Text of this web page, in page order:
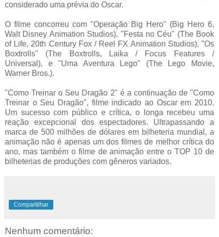
considerado uma prévia do Oscar.
O filme concorreu com "Operação Big Hero" (Big Hero 6,
Walt Disney Animation Studios), "Festa no Céu" (The Book
of Life, 20th Century Fox / Reel FX Animation Studios), "Os
Boxtrolls" (The Boxtrolls, Laika / Focus Features /
Universal), e "Uma Aventura Lego" (The Lego Movie,
Warner Bros.).
"Como Treinar o Seu Dragão 2" é a continuação de "Como
Treinar o Seu Dragão", filme indicado ao Oscar em 2010.
Um sucesso com público e crítica, o longa recebeu uma
reação excepcional dos espectadores. Ultrapassando a
marca de 500 milhões de dólares em bilheteria mundial, a
animação não é apenas um dos filmes de melhor crítica do
ano, mas também o filme de animação entre o TOP 10 de
bilheterias de produções com gêneros variados.
Compartilhar
Nenhum comentário: